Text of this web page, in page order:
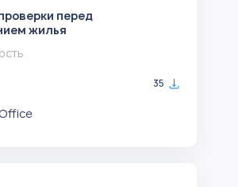
перед
жилья
35